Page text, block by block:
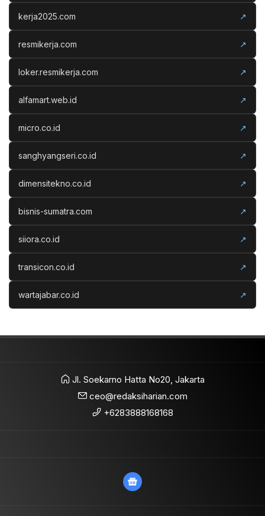
kerja2025.com ↗
resmikerja.com ↗
loker.resmikerja.com ↗
alfamart.web.id ↗
micro.co.id ↗
sanghyangseri.co.id ↗
dimensitekno.co.id ↗
bisnis-sumatra.com ↗
siiora.co.id ↗
transicon.co.id ↗
wartajabar.co.id ↗
Jl. Soekarno Hatta No20, Jakarta
ceo@redaksiharian.com
+6283888168168